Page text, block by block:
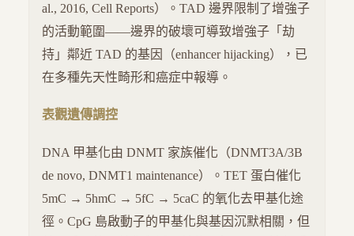
al., 2016, Cell Reports）。TAD 邊界限制了增強子
的活動範圍——邊界的破壞可導致增強子「劫
持」鄰近 TAD 的基因（enhancer hijacking），已
在多種先天性畸形和癌症中報導。
表觀遺傳調控
DNA 甲基化由 DNMT 家族催化（DNMT3A/3B
de novo, DNMT1 maintenance）。TET 蛋白催化
5mC → 5hmC → 5fC → 5caC 的氧化去甲基化途
徑。CpG 島啟動子的甲基化與基因沉默相關，但